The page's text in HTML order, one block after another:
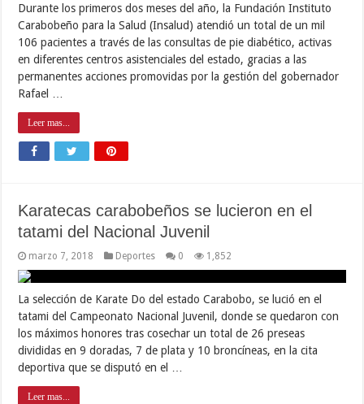
Durante los primeros dos meses del año, la Fundación Instituto
Carabobeño para la Salud (Insalud) atendió un total de un mil
106 pacientes a través de las consultas de pie diabético, activas
en diferentes centros asistenciales del estado, gracias a las
permanentes acciones promovidas por la gestión del gobernador
Rafael …
Leer mas...
Karatecas carabobeños se lucieron en el
tatami del Nacional Juvenil
marzo 7, 2018 Deportes 0 1,852
La selección de Karate Do del estado Carabobo, se lució en el
tatami del Campeonato Nacional Juvenil, donde se quedaron con
los máximos honores tras cosechar un total de 26 preseas
divididas en 9 doradas, 7 de plata y 10 broncíneas, en la cita
deportiva que se disputó en el …
Leer mas...